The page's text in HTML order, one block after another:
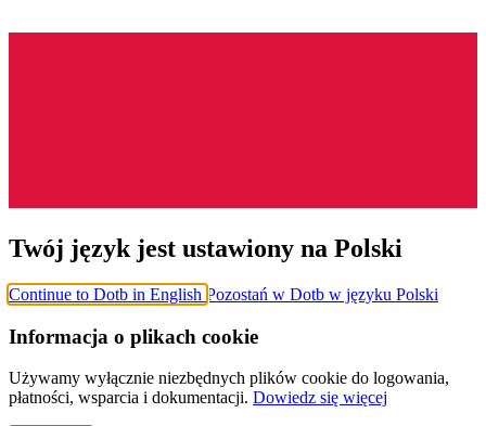
Twój język jest ustawiony na Polski
Continue to Dotb in English Pozostań w Dotb w języku Polski
Informacja o plikach cookie
Używamy wyłącznie niezbędnych plików cookie do logowania,
płatności, wsparcia i dokumentacji. Dowiedz się więcej